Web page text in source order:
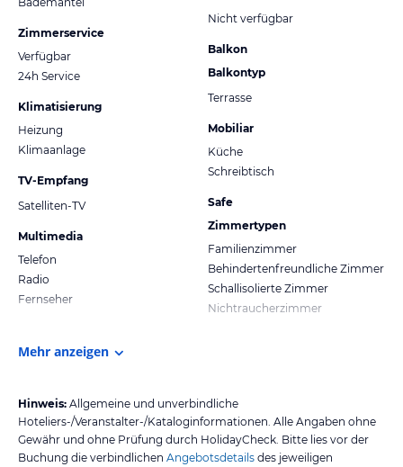
Zimmerservice
Verfügbar
24h Service
Klimatisierung
Heizung
Klimaanlage
TV-Empfang
Satelliten-TV
Multimedia
Telefon
Radio
Fernseher
Nicht verfügbar
Balkon
Balkontyp
Terrasse
Mobiliar
Küche
Schreibtisch
Safe
Zimmertypen
Familienzimmer
Behindertenfreundliche Zimmer
Schallisolierte Zimmer
Nichtraucherzimmer
Mehr anzeigen
Hinweis: Allgemeine und unverbindliche
Hoteliers-/Veranstalter-/Kataloginformationen. Alle Angaben ohne
Gewähr und ohne Prüfung durch HolidayCheck. Bitte lies vor der
Buchung die verbindlichen Angebotsdetails des jeweiligen